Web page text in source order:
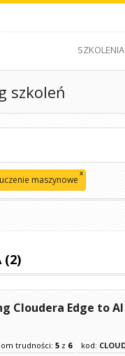
SZKOLENIA
szkoleń
maszynowe
x
(2)
Cloudera Edge to AI
trudności: 5 z 6 kod: